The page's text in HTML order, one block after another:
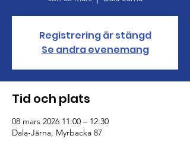
Registrering är stängd
Se andra evenemang
Tid och plats
08 mars 2026 11:00 – 12:30
Dala-Järna, Myrbacka 87